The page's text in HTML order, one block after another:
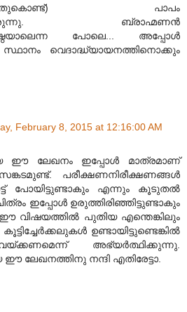
പാപം
ബ്രാഹ്മണന്‍
പോലെ... അപ്പോള്‍
വെദാദ്ധ്യായനത്തിനൊക്കും
February 8, 2015 at 12:16:00 AM
ഈ ലേഖനം ഇപ്പോൾ മാത്രമാണ്
പരീക്ഷണനിരീക്ഷണങ്ങൾ
പോയിട്ടുണ്ടാകും എന്നും കൂടുതൽ
ഇപ്പോൾ ഉരുത്തിരിഞ്ഞിട്ടുണ്ടാകും
പുതിയ എന്തെങ്കിലും
ഉണ്ടായിട്ടുണ്ടെങ്കിൽ
അഭ്യർത്ഥിക്കുന്നു.
ലേഖനത്തിനു നന്ദി എതിരേട്ടാ.